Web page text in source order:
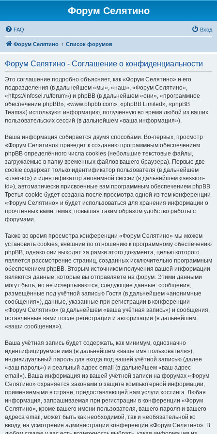
Форум Селятино
FAQ Вход
Форум Селятино Список форумов
Форум Селятино - Соглашение о конфиденциальности
Это соглашение подробно объясняет, как «Форум Селятино» и его
подразделения (в дальнейшем «мы», «наш», «Форум Селятино»,
«https://infosel.ru/forum») и phpBB (в дальнейшем «они», «программное
обеспечение phpBB», «www.phpbb.com», «phpBB Limited», «phpBB
Teams») используют информацию, полученную во время любой из ваших
пользовательских сессий (в дальнейшем «ваша информация»).
Ваша информация собирается двумя способами. Во-первых, просмотр
«Форум Селятино» приведёт к созданию программным обеспечением
phpBB определённого числа cookies (небольшие текстовые файлы,
загружаемые в папку временных файлов вашего браузера). Первые две
cookie содержат только идентификатор пользователя (в дальнейшем
«user-id») и идентификатор анонимной сессии (в дальнейшем «session-
id»), автоматически присвоенные вам программным обеспечением phpBB.
Третья cookie будет создана после просмотра одной из тем конференции
«Форум Селятино» и будет использоваться для хранения информации о
прочтённых вами темах, повышая таким образом удобство работы с
форумами.
Также во время просмотра конференции «Форум Селятино» мы можем
установить cookies, внешние по отношению к программному обеспечению
phpBB, однако они выходят за рамки этого документа, целью которого
является рассмотрение страниц, созданных исключительно программным
обеспечением phpBB. Вторым источником получения вашей информации
являются данные, которые вы отправляете на форум. Этими данными
могут быть, но не исчерпываются, следующие данные: сообщения,
размещённые под учётной записью Гостя (в дальнейшем «анонимные
сообщения»), данные, указанные при регистрации в конференции
«Форум Селятино» (в дальнейшем «ваша учётная запись») и сообщения,
оставленные вами после регистрации и авторизации (в дальнейшем
«ваши сообщения»).
Ваша учётная запись будет содержать, как минимум, однозначно
идентифицируемое имя (в дальнейшем «ваше имя пользователя»),
индивидуальный пароль для входа под вашей учётной записью (далее
«ваш пароль») и реальный адрес email (в дальнейшем «ваш адрес
email»). Ваша информация из вашей учётной записи на форумах «Форум
Селятино» охраняется законами о защите компьютерной информации,
применяемыми в стране, предоставляющей нам услуги хостинга. Любая
информация, запрашиваемая при регистрации в конференции «Форум
Селятино», кроме вашего имени пользователя, вашего пароля и вашего
адреса email, может быть как необходимой, так и необязательной ко
вводу, на усмотрение администрации конференции «Форум Селятино». В